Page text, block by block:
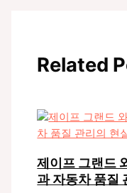
Related
제이프 그랜드
과 자동차 품질